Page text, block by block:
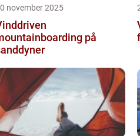
november 2025
på